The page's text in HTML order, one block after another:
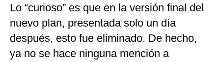
Lo “curioso” es que en la versión final del
nuevo plan, presentada solo un día
después, esto fue eliminado. De hecho,
ya no se hace ninguna mención a